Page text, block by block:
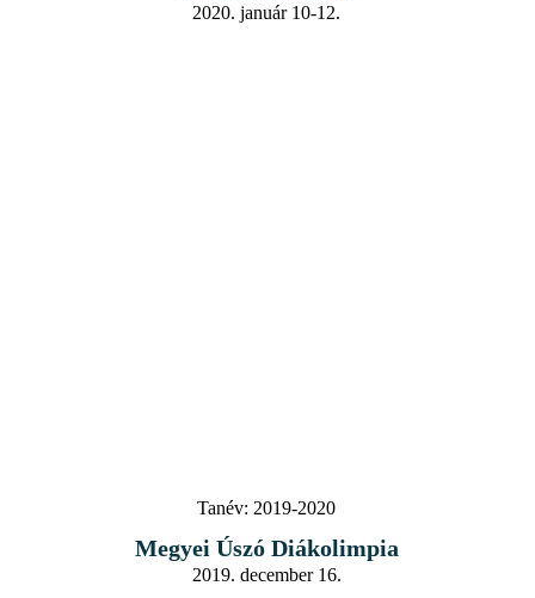
2020. január 10-12.
Tanév: 2019-2020
Megyei Úszó Diákolimpia
2019. december 16.